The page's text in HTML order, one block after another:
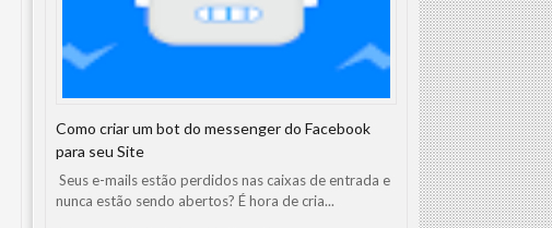
Como criar um bot do messenger do Facebook
para seu Site
Seus e-mails estão perdidos nas caixas de entrada e
nunca estão sendo abertos? É hora de cria...